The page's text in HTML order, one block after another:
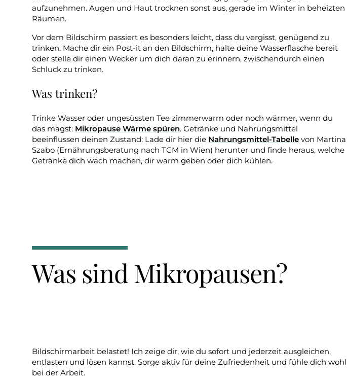
aufzunehmen. Augen und Haut trocknen sonst aus, gerade im Winter in beheizten
Räumen.
Vor dem Bildschirm passiert es besonders leicht, dass du vergisst, genügend zu
trinken. Mache dir ein Post-it an den Bildschirm, halte deine Wasserflasche bereit
oder stelle dir einen Wecker um dich daran zu erinnern, zwischendurch einen
Schluck zu trinken.
Was trinken?
Trinke Wasser oder ungesüssten Tee zimmerwarm oder noch wärmer, wenn du
das magst: Mikropause Wärme spüren. Getränke und Nahrungsmittel
beeinflussen deinen Zustand: Lade dir hier die Nahrungsmittel-Tabelle von Martina
Szabo (Ernährungsberatung nach TCM in Wien) herunter und finde heraus, welche
Getränke dich wach machen, dir warm geben oder dich kühlen.
Was sind Mikropausen?
Bildschirmarbeit belastet! Ich zeige dir, wie du sofort und jederzeit ausgleichen,
entlasten und lösen kannst. Sorge aktiv für deine Zufriedenheit und fühle dich wohl
bei der Arbeit.